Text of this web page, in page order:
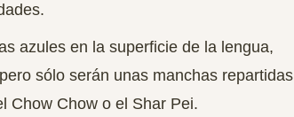
azules en la superficie de la lengua,
sólo serán unas manchas repartidas
Chow Chow o el Shar Pei.